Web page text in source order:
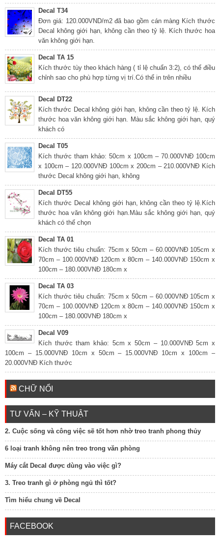
Decal T34
Đơn giá: 120.000VND/m2 đã bao gồm cán màng Kích thước
Decal không giới hạn, không cần theo tỷ lệ. Kích thước hoa
văn không giới hạn.
Decal TA 15
Kích thước tùy theo khách hàng ( tỉ lệ chuẩn 3:2), có thể điều
chỉnh sao cho phù hợp từng vị trí.Có thể in trên nhiều
Decal DT22
Kích thước Decal không giới hạn, không cần theo tỷ lệ. Kích
thước hoa văn không giới hạn. Màu sắc không giới hạn, quý
khách có
Decal T05
Kích thước tham khảo: 50cm x 100cm – 70.000VNĐ 100cm
x 100cm – 120.000VNĐ 100cm x 200cm – 210.000VNĐ Kích
thước Decal không giới hạn, không
Decal DT55
Kích thước Decal không giới hạn, không cần theo tỷ lệ.Kích
thước hoa văn không giới hạn.Màu sắc không giới hạn, quý
khách có thể chọn
Decal TA 01
Kích thước tiêu chuẩn: 75cm x 50cm – 60.000VNĐ 105cm x
70cm – 100.000VNĐ 120cm x 80cm – 140.000VNĐ 150cm x
100cm – 180.000VNĐ 180cm x
Decal TA 03
Kích thước tiêu chuẩn: 75cm x 50cm – 60.000VNĐ 105cm x
70cm – 100.000VNĐ 120cm x 80cm – 140.000VNĐ 150cm x
100cm – 180.000VNĐ 180cm x
Decal V09
Kích thước tham khảo: 5cm x 50cm – 10.000VNĐ 5cm x
100cm – 15.000VNĐ 10cm x 50cm – 15.000VNĐ 10cm x 100cm –
20.000VNĐ Kích thước
CHỮ NỔI
TƯ VẤN – KỸ THUẬT
2. Cuộc sống và công việc sẽ tốt hơn nhờ treo tranh phong thủy
6 loại tranh không nên treo trong văn phòng
Máy cắt Decal được dùng vào việc gì?
3. Treo tranh gì ở phòng ngủ thì tốt?
Tìm hiểu chung về Decal
FACEBOOK